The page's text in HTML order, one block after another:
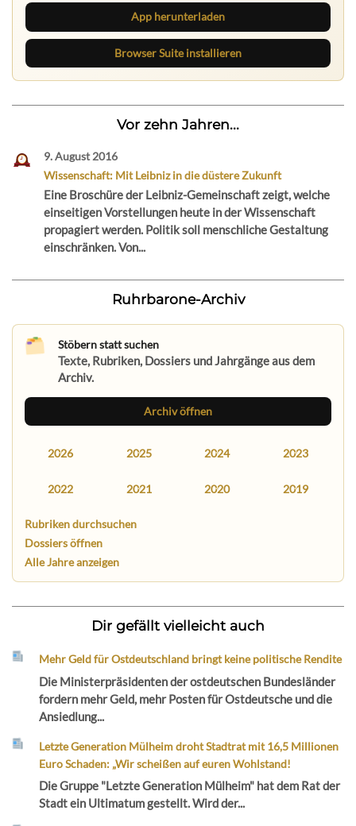
App herunterladen
Browser Suite installieren
Vor zehn Jahren...
9. August 2016
Wissenschaft: Mit Leibniz in die düstere Zukunft
Eine Broschüre der Leibniz-Gemeinschaft zeigt, welche
einseitigen Vorstellungen heute in der Wissenschaft
propagiert werden. Politik soll menschliche Gestaltung
einschränken. Von...
Ruhrbarone-Archiv
Stöbern statt suchen
Texte, Rubriken, Dossiers und Jahrgänge aus dem
Archiv.
Archiv öffnen
2026 2025 2024 2023
2022 2021 2020 2019
Rubriken durchsuchen
Dossiers öffnen
Alle Jahre anzeigen
Dir gefällt vielleicht auch
Mehr Geld für Ostdeutschland bringt keine politische Rendite
Die Ministerpräsidenten der ostdeutschen Bundesländer
fordern mehr Geld, mehr Posten für Ostdeutsche und die
Ansiedlung...
Letzte Generation Mülheim droht Stadtrat mit 16,5 Millionen
Euro Schaden: „Wir scheißen auf euren Wohlstand!
Die Gruppe "Letzte Generation Mülheim" hat dem Rat der
Stadt ein Ultimatum gestellt. Wird der...